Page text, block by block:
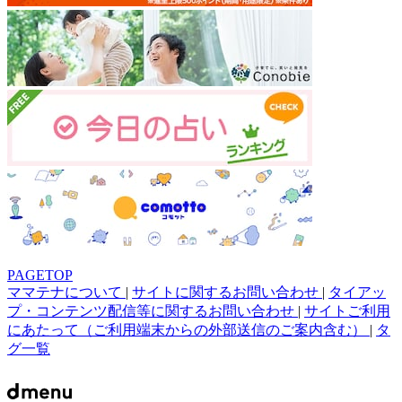
PAGETOP
ママテナについて | サイトに関するお問い合わせ | タイアッ
プ・コンテンツ配信等に関するお問い合わせ | サイトご利用
にあたって（ご利用端末からの外部送信のご案内含む） | タ
グ一覧